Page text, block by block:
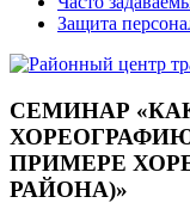
Защита
СЕМИНАР
ПРИМЕРЕ
РАЙОНА)»